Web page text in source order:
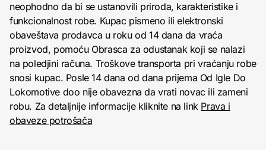
neophodno da bi se ustanovili priroda, karakteristike i
funkcionalnost robe. Kupac pismeno ili elektronski
obaveštava prodavca u roku od 14 dana da vraća
proizvod, pomoću Obrasca za odustanak koji se nalazi
na poledjini računa. Troškove transporta pri vraćanju robe
snosi kupac. Posle 14 dana od dana prijema Od Igle Do
Lokomotive doo nije obavezna da vrati novac ili zameni
robu. Za detaljnije informacije kliknite na link Prava i
obaveze potrošača